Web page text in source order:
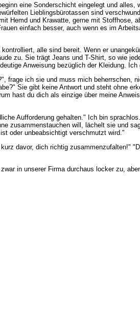
eine Sonderschicht eingelegt und alles,
Lieblingsbürotassen sind
Hemd und Krawatte, gerne mit Stoffhose,
einfach besser, auch wenn es im
alle sind bereit. Wenn er
zu. Sie trägt Jeans und T-Shirt, so wie
Anweisung bezüglich der Kleidung. Ich
frage ich sie und muss mich beherrschen,
Sie gibt keine Antwort und steht ohne
hast du dich als einzige über meine
Aufforderung gehalten." Ich bin
zusammenstauchen will, lächelt sie und
oder unbeabsichtigt verschmutzt wird."
davor, dich richtig zusammenzufalten!"
in unserer Firma durchaus locker zu, aber